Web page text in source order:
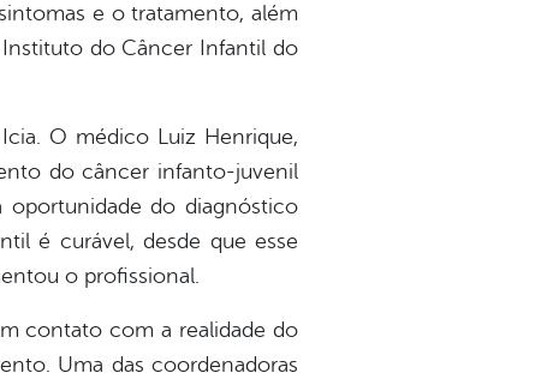
e o tratamento, além
do Câncer Infantil do
O médico Luiz Henrique,
do câncer infanto-juvenil
do diagnóstico
é curável, desde que esse
o profissional.
contato com a realidade do
Uma das coordenadoras